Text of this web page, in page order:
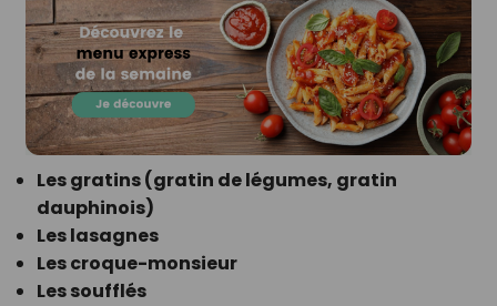
Les gratins (gratin de légumes, gratin
dauphinois)
Les lasagnes
Les croque-monsieur
Les soufflés